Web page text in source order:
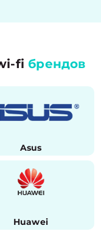
fi брендов
Asus
Huawei